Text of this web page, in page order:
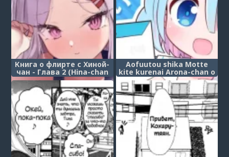
Книга о флирте с Хиной-
чан - Глава 2 (Hina-chan
to Ichaicha Suru Hon 2)
Aofuutou shika Motte
kite kurenai Arona-chan o
Oshioki suru Hon